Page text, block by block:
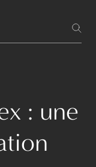
: une